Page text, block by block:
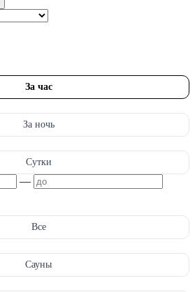
За час
За ночь
Сутки
—
Все
Сауны